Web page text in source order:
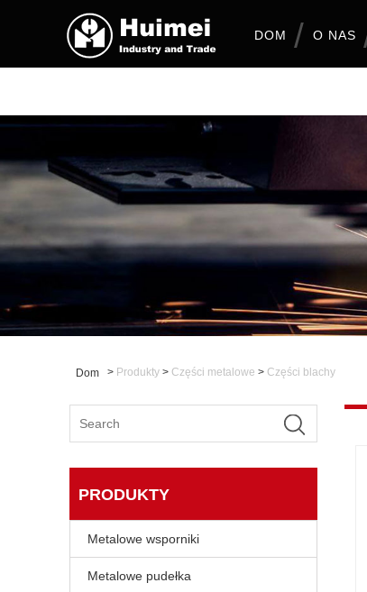
DOM O NAS
Dom > Produkty > Części metalowe > Części blachy
PRODUKTY
Metalowe wsporniki
Metalowe pudełka